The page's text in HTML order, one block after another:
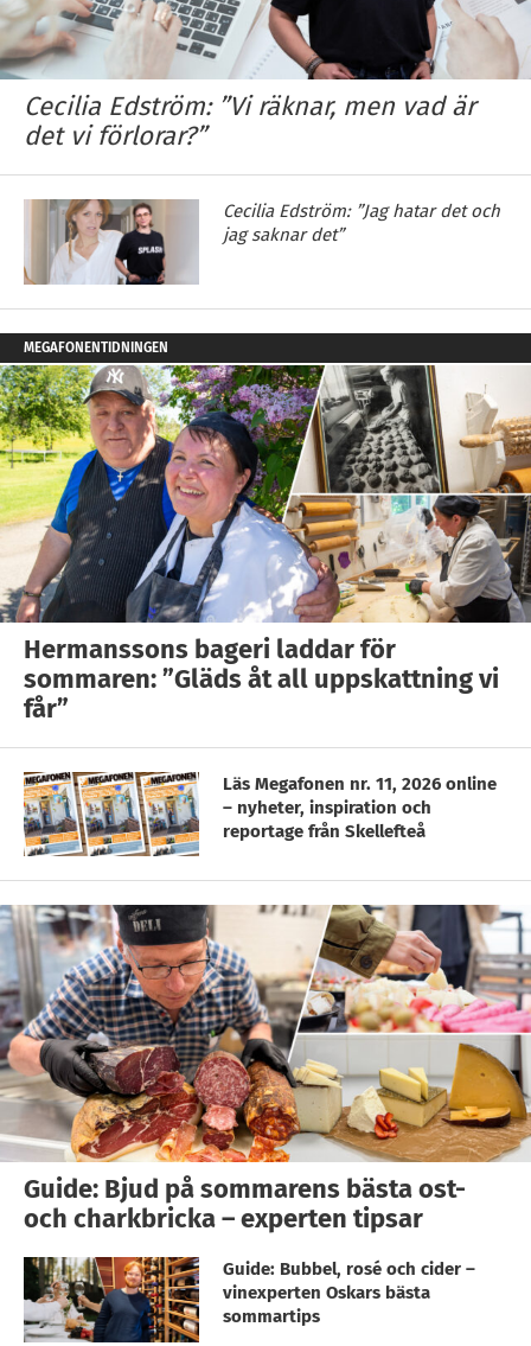
Cecilia Edström: ”Vi räknar, men vad är
det vi förlorar?”
Cecilia Edström: ”Jag hatar det och
jag saknar det”
MEGAFONENTIDNINGEN
Hermanssons bageri laddar för
sommaren: ”Gläds åt all uppskattning vi
får”
Läs Megafonen nr. 11, 2026 online
– nyheter, inspiration och
reportage från Skellefteå
Guide: Bjud på sommarens bästa ost-
och charkbricka – experten tipsar
Guide: Bubbel, rosé och cider –
vinexperten Oskars bästa
sommartips